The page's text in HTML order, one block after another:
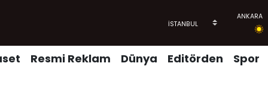
Resmi Reklam Dünya Editörden Spor